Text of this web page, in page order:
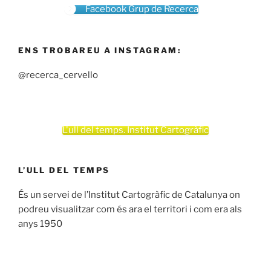
Facebook Grup de Recerca
ENS TROBAREU A INSTAGRAM:
@recerca_cervello
L'ull del temps. Institut Cartogràfic
L’ULL DEL TEMPS
És un servei de l’Institut Cartogràfic de Catalunya on
podreu visualitzar com és ara el territori i com era als
anys 1950